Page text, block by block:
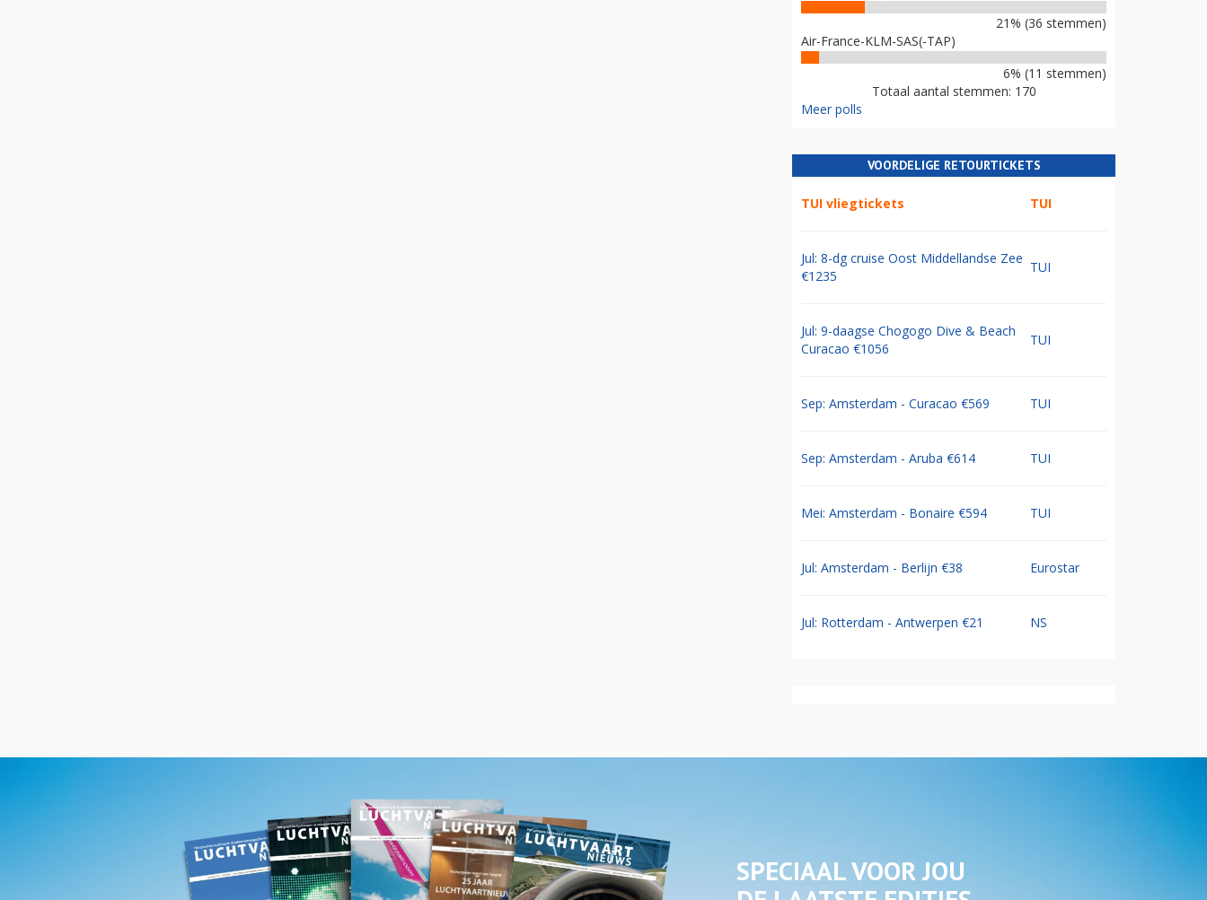
21% (36 stemmen)
Air-France-KLM-SAS(-TAP)
6% (11 stemmen)
Totaal aantal stemmen: 170
Meer polls
VOORDELIGE RETOURTICKETS
TUI vliegtickets TUI
Jul: 8-dg cruise Oost Middellandse Zee
€1235
TUI
Jul: 9-daagse Chogogo Dive & Beach
Curacao €1056
TUI
Sep: Amsterdam - Curacao €569 TUI
Sep: Amsterdam - Aruba €614 TUI
Mei: Amsterdam - Bonaire €594 TUI
Jul: Amsterdam - Berlijn €38 Eurostar
Jul: Rotterdam - Antwerpen €21 NS
SPECIAAL VOOR JOU